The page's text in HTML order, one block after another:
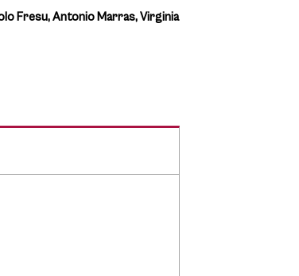
Fresu, Antonio Marras, Virginia